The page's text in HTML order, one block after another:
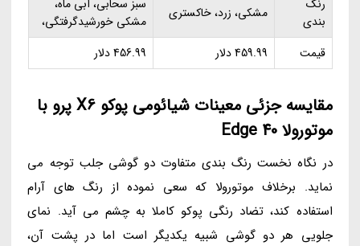
رنگ
بندی
مشکی، زرد، خاکستری
سبز سحابی، آبی ماه،
مشکی خورشیدگرفتگی،
قیمت
459.99 دلار 456.99 دلار
مقایسه جزئی معینات شیائومی پوکو X6 پرو با
موتورولا Edge 40
در نگاه نخست رنگ بندی متفاوت دو گوشی جلب توجه می
نماید. برخلاف موتورولا که سعی نموده از رنگ های آرام
استفاده کند، تضاد رنگی پوکو کاملا به چشم می آید. نمای
جلویی هر دو گوشی شبیه یکدیگر است اما در پشت آن،